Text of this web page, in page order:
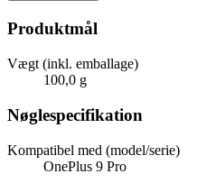
Produktmål
Vægt (inkl. emballage)
100,0 g
Nøglespecifikation
Kompatibel med (model/serie)
OnePlus 9 Pro